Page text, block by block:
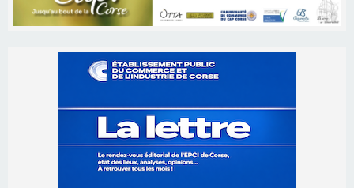
06/08/2026 15:57
Ucciani – Marché des producteurs à Cruculi le